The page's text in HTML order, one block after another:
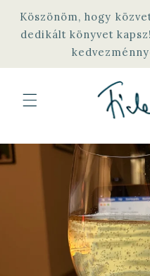
Ugrás a
tartalomhoz
Köszönöm, hogy
dedikált könyvet